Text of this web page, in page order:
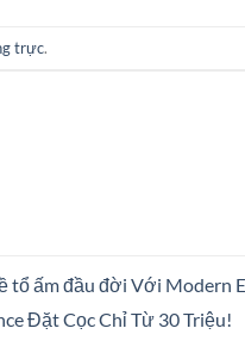
trực.
tổ ấm đầu đời Với Modern
Đặt Cọc Chỉ Từ 30 Triệu!